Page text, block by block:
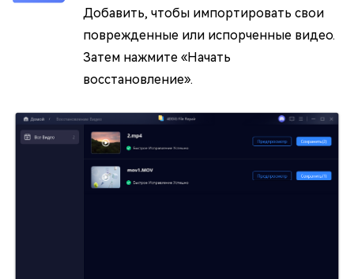
Добавить, чтобы импортировать свои
поврежденные или испорченные видео.
Затем нажмите «Начать
восстановление».